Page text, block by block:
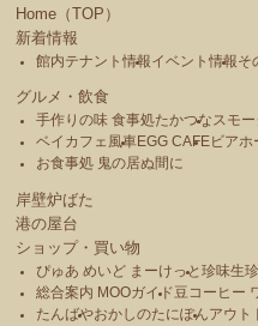
Home（TOP）
新着情報
館内テナント情報イベント情報そ
グルメ・飲食
手作りの味 食事処たかつな スモ
ベイカフェ風車EGG CAFE ビア
お食事処 鬼の居ぬ間に
岸壁炉ばた
港の屋台
ショップ・買い物
ぴゅあ めいど まーけっと珍味生
総合案内 MOOガイド豆コーヒー
たんばやおかしのたにぽんアウト